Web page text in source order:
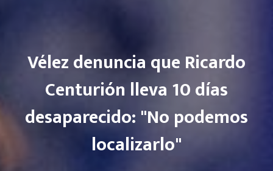
Vélez denuncia que Ricardo
Centurión lleva 10 días
desaparecido: "No podemos
localizarlo"